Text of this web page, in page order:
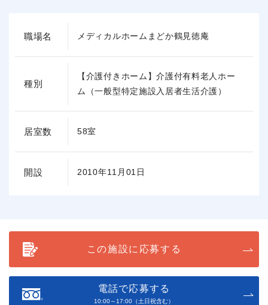
職場名 メディカルホームまどか鶴見徳庵
種別
【介護付きホーム】介護付有料老人ホー
ム（一般型特定施設入居者生活介護）
居室数 58室
開設 2010年11月01日
この施設に応募する
電話で応募する
10:00～17:00（土日祝含む）